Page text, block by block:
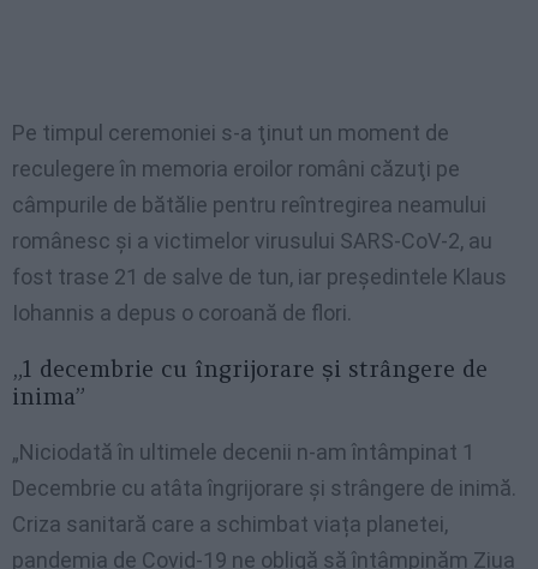
Pe timpul ceremoniei s-a ţinut un moment de
reculegere în memoria eroilor români căzuţi pe
câmpurile de bătălie pentru reîntregirea neamului
românesc şi a victimelor virusului SARS-CoV-2, au
fost trase 21 de salve de tun, iar preşedintele Klaus
Iohannis a depus o coroană de flori.
„1 decembrie cu îngrijorare și strângere de
inima”
„Niciodată în ultimele decenii n-am întâmpinat 1
Decembrie cu atâta îngrijorare și strângere de inimă.
Criza sanitară care a schimbat viața planetei,
pandemia de Covid-19 ne obligă să întâmpinăm Ziua